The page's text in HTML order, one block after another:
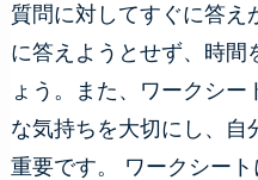
質問に対してすぐに答え
に答えようとせず、時間
ょう。また、ワークシ
な気持ちを大切にし、自
重要です。 ワークシー